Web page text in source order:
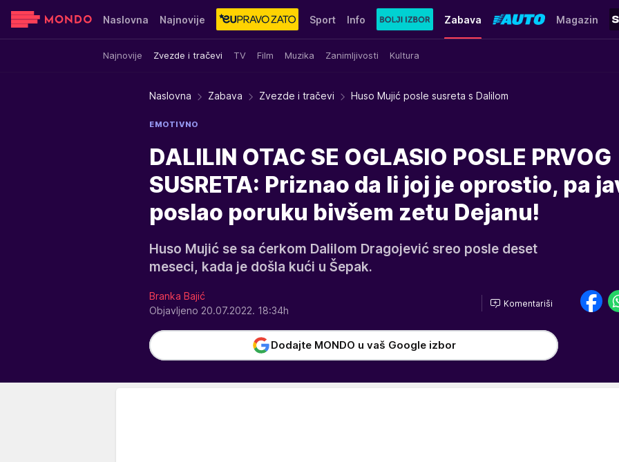
Naslovna Najnovije Sport Info Zabava
Najnovije Zvezde i tračevi TV Film Muzika Zanimljivosti Kultura
Magazin
Sensa Stvar ukusa Yumama
Naslovna Zabava Zvezde i tračevi Huso Mujić posle susreta s Dalilom
EMOTIVNO
DALILIN OTAC SE OGLASIO POSLE PRVOG
SUSRETA: Priznao da li joj je oprostio, pa
poslao poruku bivšem zetu Dejanu!
Huso Mujić se sa ćerkom Dalilom Dragojević sreo posle deset
meseci, kada je došla kući u Šepak.
Branka Bajić
Objavljeno 20.07.2022. 18:34h
Komentariši
Dodajte MONDO u vaš Google izbor